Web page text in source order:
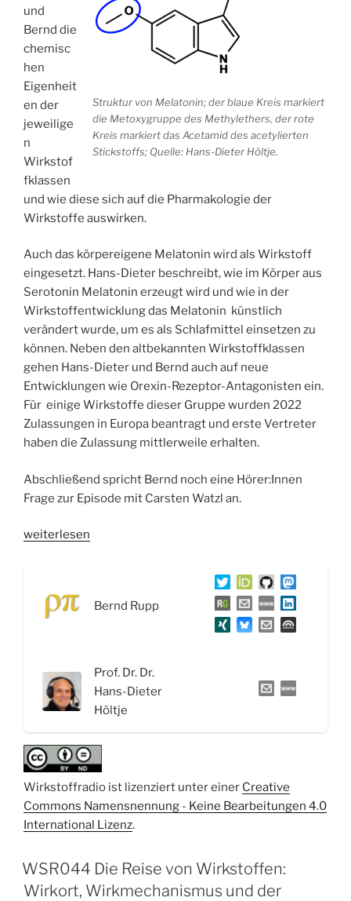
Struktur von Melatonin; der blaue Kreis markiert
die Metoxygruppe des Methylethers, der rote
Kreis markiert das Acetamid des acetylierten
Stickstoffs; Quelle: Hans-Dieter Höltje.
und
Bernd die
chemisc
hen
Eigenheit
en der
jeweilige
n
Wirkstof
fklassen
und wie diese sich auf die Pharmakologie der
Wirkstoffe auswirken.
Auch das körpereigene Melatonin wird als Wirkstoff
eingesetzt. Hans-Dieter beschreibt, wie im Körper aus
Serotonin Melatonin erzeugt wird und wie in der
Wirkstoffentwicklung das Melatonin künstlich
verändert wurde, um es als Schlafmittel einsetzen zu
können. Neben den altbekannten Wirkstoffklassen
gehen Hans-Dieter und Bernd auch auf neue
Entwicklungen wie Orexin-Rezeptor-Antagonisten ein.
Für einige Wirkstoffe dieser Gruppe wurden 2022
Zulassungen in Europa beantragt und erste Vertreter
haben die Zulassung mittlerweile erhalten.
Abschließend spricht Bernd noch eine Hörer:Innen
Frage zur Episode mit Carsten Watzl an.
„WSR063
Benzodiazepine,
Rezeptor-
Antagonisten“
weiterlesen
Bernd Rupp
Prof. Dr. Dr.
Hans-Dieter
Höltje
Wirkstoffradio ist lizenziert unter einer Creative
Commons Namensnennung - Keine Bearbeitungen 4.0
International Lizenz.
WSR044 Die Reise von Wirkstoffen:
Wirkort, Wirkmechanismus und der